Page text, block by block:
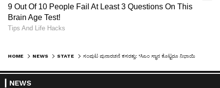
HOME NEWS STATE
NEWS